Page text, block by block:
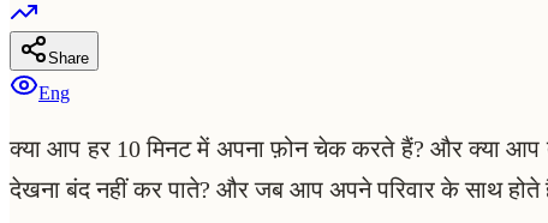
Share
Eng
क्या आप हर 10 मिनट में अपना फ़ोन चेक करते हैं? और क्या आप
देखना बंद नहीं कर पाते? और जब आप अपने परिवार के साथ